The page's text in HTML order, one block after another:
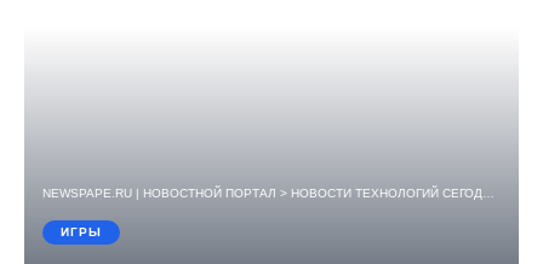
NEWSPAPE.RU | НОВОСТНОЙ ПОРТАЛ > НОВОСТИ ТЕХНОЛОГИЙ СЕГОДНЯ — ИГРЫ, НАУКА, ГАДЖЕТЫ, БИЗНЕС.
ИГРЫ